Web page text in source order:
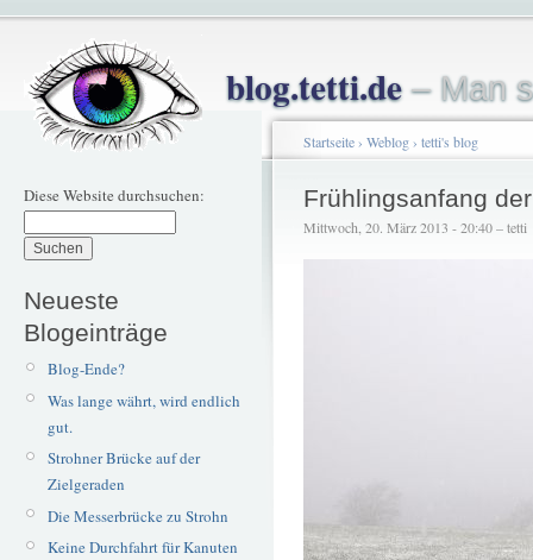
blog.tetti.de– Man
Diese Website durchsuchen:
Neueste
Blogeinträge
Blog-Ende?
Was lange währt, wird endlich
gut.
Strohner Brücke auf der
Zielgeraden
Die Messerbrücke zu Strohn
Keine Durchfahrt für Kanuten
Startseite› Weblog› tetti's blog
Frühlingsanfang
Mittwoch, 20. März 2013 - 20:40 – tetti